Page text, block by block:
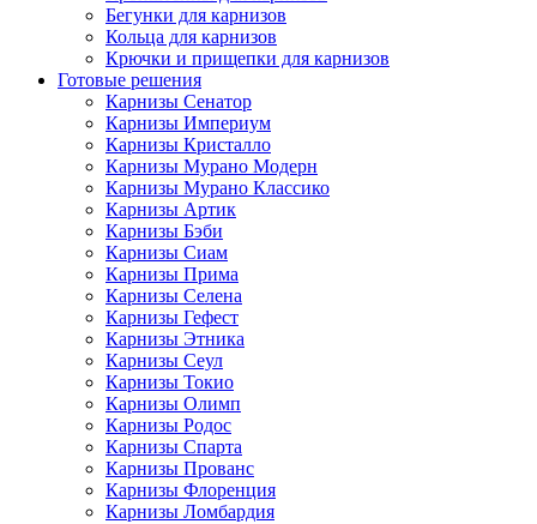
Бегунки для карнизов
Кольца для карнизов
Крючки и прищепки для карнизов
Готовые решения
Карнизы Сенатор
Карнизы Империум
Карнизы Кристалло
Карнизы Мурано Модерн
Карнизы Мурано Классико
Карнизы Артик
Карнизы Бэби
Карнизы Сиам
Карнизы Прима
Карнизы Селена
Карнизы Гефест
Карнизы Этника
Карнизы Сеул
Карнизы Токио
Карнизы Олимп
Карнизы Родос
Карнизы Спарта
Карнизы Прованс
Карнизы Флоренция
Карнизы Ломбардия